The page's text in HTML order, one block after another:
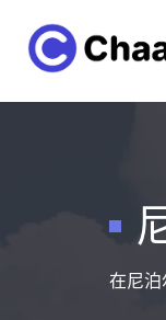
在尼泊